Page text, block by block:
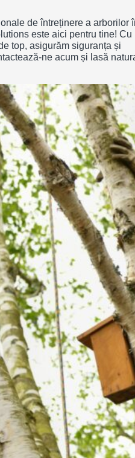
de întreținere a arborilor
este aici pentru tine! Cu
top, asigurăm siguranța și
ne acum și lasă